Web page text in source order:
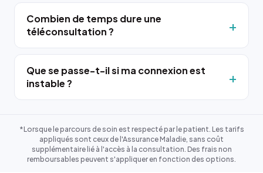
Combien de temps dure une
téléconsultation ?
Que se passe-t-il si ma connexion est
instable ?
*Lorsque le parcours de soin est respecté par le patient. Les tarifs
appliqués sont ceux de l'Assurance Maladie, sans coût
supplémentaire lié à l'accès à la consultation. Des frais non
remboursables peuvent s'appliquer en fonction des options.